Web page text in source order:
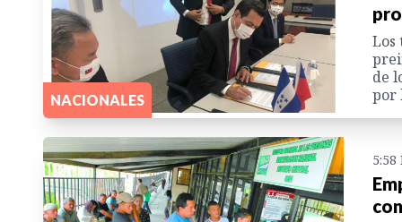
NACIONALES
Los
de
por
5:58